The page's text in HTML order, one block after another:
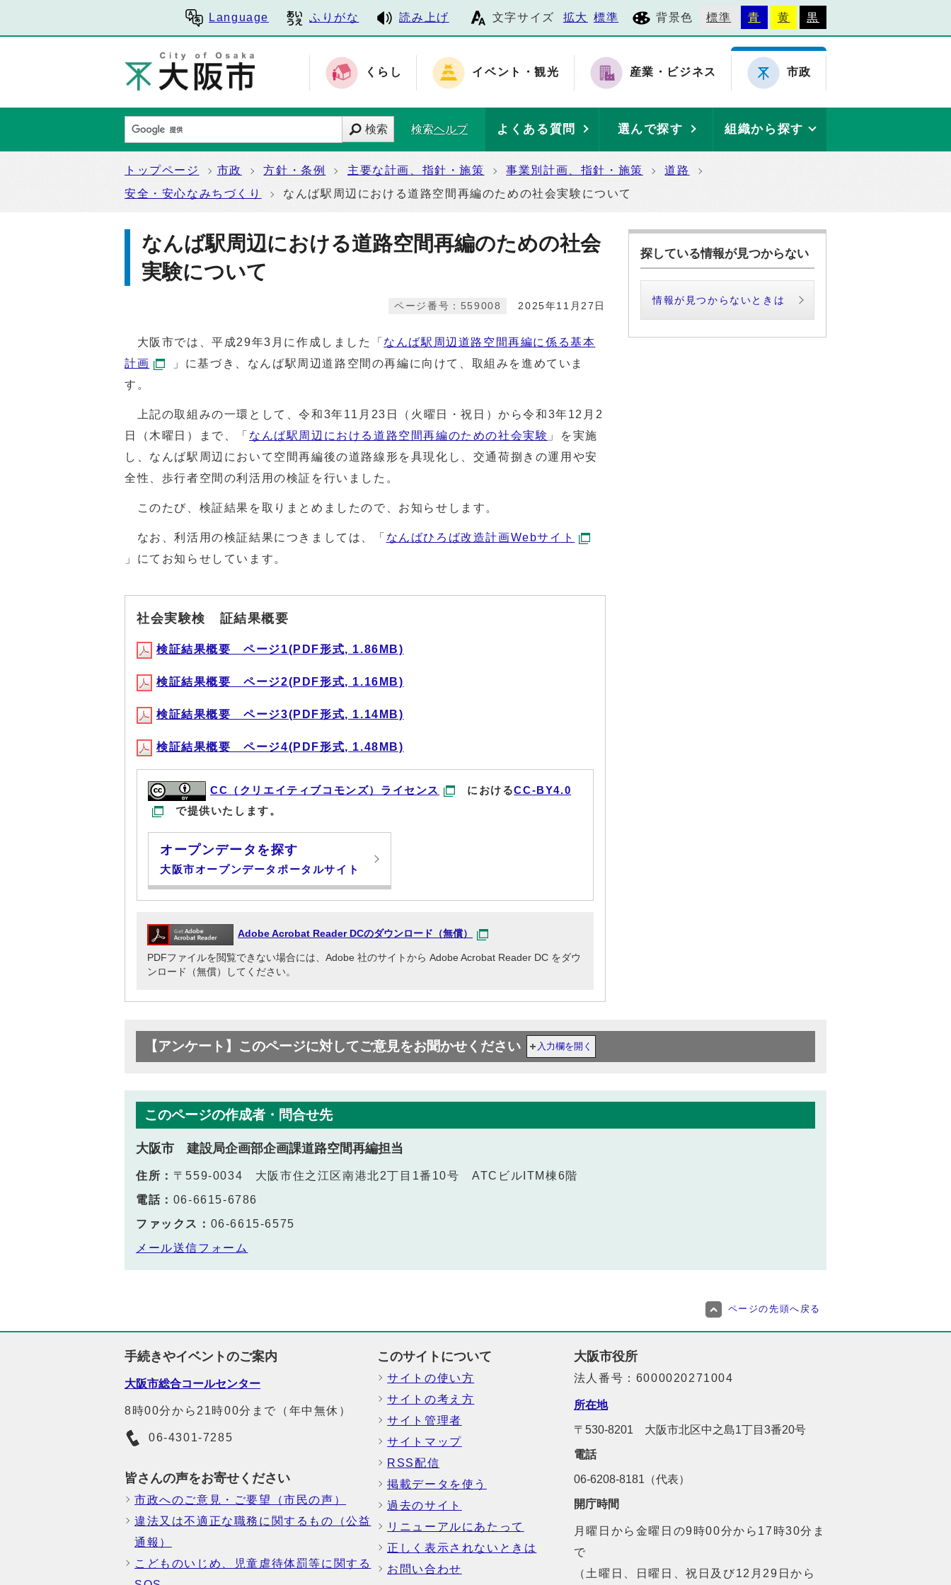
Language ふりがな 読み上げ 文字サイズ 拡大 標準 背景色 標準 青 黄 黒
くらし イベント・観光 産業・ビジネス 市政
検索 検索ヘルプ よくある質問 選んで探す 組織から探す
トップページ 市政 方針・条例 主要な計画、指針・施策 事業別計画、指針・施策
道路
安全・安心なみちづくり
なんば駅周辺における道路空間再編のための社会実験について
なんば駅周辺における道路空間再編のための社会
実験について
2025年11月27日
ページ番号：559008
大阪市では、平成29年3月に作成しました「 なんば駅周辺道路空間再編に係る基本
計画
」に基づき、なんば駅周辺道路空間の再編に向けて、取組みを進めていま
す。
上記の取組みの一環として、令和3年11月23日（火曜日・祝日）から令和3年12月2
日（木曜日）まで、「 なんば駅周辺における道路空間再編のための社会実験 」を実施
し、なんば駅周辺において空間再編後の道路線形を具現化し、交通荷捌きの運用や安
全性、歩行者空間の利活用の検証を行いました。
このたび、検証結果を取りまとめましたので、お知らせします。
なお、利活用の検証結果につきましては、「 なんばひろば改造計画Webサイト
」にてお知らせしています。
社会実験検 証結果概要
検証結果概要 ページ1(PDF形式, 1.86MB)
検証結果概要 ページ2(PDF形式, 1.16MB)
検証結果概要 ページ3(PDF形式, 1.14MB)
検証結果概要 ページ4(PDF形式, 1.48MB)
CC（クリエイティブコモンズ）ライセンス におけるCC-BY4.0
で提供いたします。
オープンデータを探す
大阪市オープンデータポータルサイト
Adobe Acrobat Reader DCのダウンロード（無償）
PDFファイルを閲覧できない場合には、Adobe 社のサイトから Adobe Acrobat Reader DC をダウ
ンロード（無償）してください。
探している情報が見つからない
情報が見つからないときは
【アンケート】このページに対してご意見をお聞かせください 入力欄を開く
このページの作成者・問合せ先
大阪市 建設局企画部企画課道路空間再編担当
住所： 〒559-0034 大阪市住之江区南港北2丁目1番10号 ATCビルITM棟6階
電話： 06-6615-6786
ファックス： 06-6615-6575
メール送信フォーム
ページの先頭へ戻る
手続きやイベントのご案内
大阪市総合コールセンター
8時00分から21時00分まで（年中無休）
06-4301-7285
皆さんの声をお寄せください
市政へのご意見・ご要望（市民の声）
違法又は不適正な職務に関するもの（公益
通報）
こどものいじめ、児童虐待体罰等に関する
このサイトについて
サイトの使い方
サイトの考え方
サイト管理者
サイトマップ
RSS配信
掲載データを使う
過去のサイト
リニューアルにあたって
正しく表示されないときは
お問い合わせ
大阪市役所
法人番号：6000020271004
所在地
〒530-8201 大阪市北区中之島1丁目3番20号
電話
06-6208-8181（代表）
開庁時間
月曜日から金曜日の9時00分から17時30分ま
で
（土曜日、日曜日、祝日及び12月29日から